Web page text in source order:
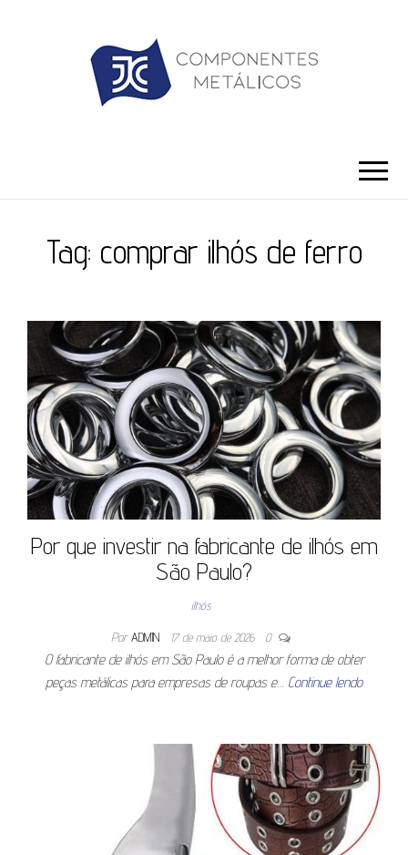
Tag: comprar ilhós de ferro
Por que investir na fabricante de ilhós em
São Paulo?
ilhós
Por ADMIN 17 de maio de 2026 0
O fabricante de ilhós em São Paulo é a melhor forma de obter
peças metálicas para empresas de roupas e… Continue lendo